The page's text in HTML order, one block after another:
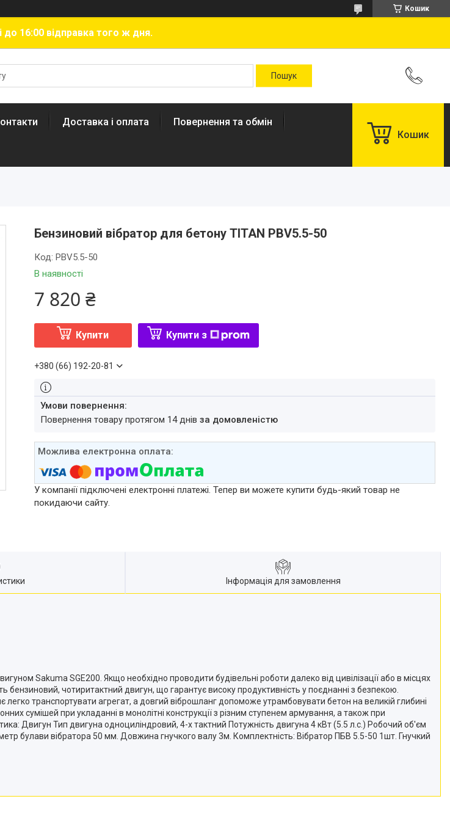
Кошик
до 16:00 відправка того ж дня.
Доставка і оплата Повернення та обмін
Кошик
Бензиновий вібратор для бетону TITAN PBV5.5-50
В наявності
Код: PBV5.5-50
7 820 ₴
Купити Купити з
+380 (66) 192-20-81
повернення товару протягом 14 днів за домовленістю
У компанії підключені електронні платежі. Тепер ви можете купити будь-який товар не
покидаючи сайту.
Інформація для замовлення
Sakuma SGE200. Якщо необхідно проводити будівельні роботи далеко від цивілізації або в місцях
чотиритактний двигун, що гарантує високу продуктивність у поєднанні з безпекою.
легко транспортувати агрегат, а довгий віброшланг допоможе утрамбовувати бетон на великій глибині
сумішей при укладанні в монолітні конструкції з різним ступенем армування, а також при
Двигун Тип двигуна одноциліндровий, 4-х тактний Потужність двигуна 4 кВт (5.5 л.с.) Робочий об'єм
булави вібратора 50 мм. Довжина гнучкого валу 3м. Комплектність: Вібратор ПБВ 5.5-50 1шт. Гнучкий